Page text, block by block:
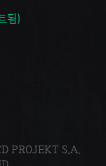
됨)
PROJEKT S.A.